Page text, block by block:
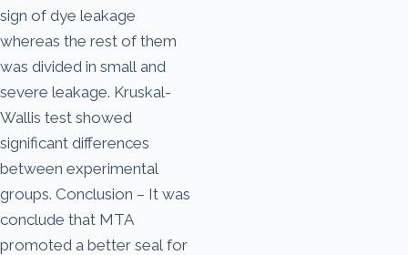
sign of dye leakage
whereas the rest of them
was divided in small and
severe leakage. Kruskal-
Wallis test showed
significant differences
between experimental
groups. Conclusion – It was
conclude that MTA
promoted a better seal for